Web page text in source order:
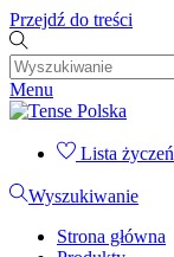
Przejdź do treści
Menu
Lista życzeń
Wyszukiwanie
Strona główna